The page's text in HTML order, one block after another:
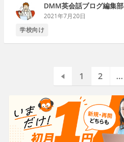
DMM英会話ブログ編集部
2021年7月20日
学校向け
1 2 …